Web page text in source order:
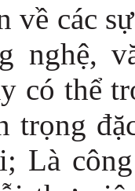
các
nghệ,
có thể
trọng
Là